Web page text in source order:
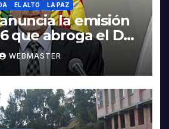
EL ALTO LA PAZ
la emisión
que abroga el DS
WEBMASTER